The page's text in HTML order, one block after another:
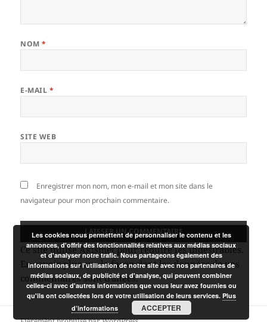
NOM*
E-MAIL *
SITE WEB
Enregistrer mon nom, mon e-mail et mon site dans le
navigateur pour mon prochain commentaire.
Ce site utilise Akismet pour réduire les indésirables.
En savoir plus sur la façon dont les données de vos
commentaires sont traitées.
Les cookies nous permettent de personnaliser le contenu et les
annonces, d'offrir des fonctionnalités relatives aux médias sociaux
et d'analyser notre trafic. Nous partageons également des
informations sur l'utilisation de notre site avec nos partenaires de
médias sociaux, de publicité et d'analyse, qui peuvent combiner
celles-ci avec d'autres informations que vous leur avez fournies ou
qu'ils ont collectées lors de votre utilisation de leurs services. Plus
d’informations
ACCEPTER